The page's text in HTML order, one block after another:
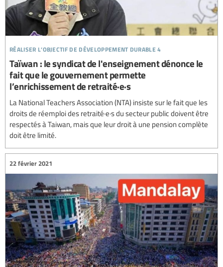
réaliser l’objectif de développement durable 4
Taïwan : le syndicat de l'enseignement dénonce le
fait que le gouvernement permette
l’enrichissement de retraité·e·s
La National Teachers Association (NTA) insiste sur le fait que les
droits de réemploi des retraité·e·s du secteur public doivent être
respectés à Taiwan, mais que leur droit à une pension complète
doit être limité.
22 février 2021